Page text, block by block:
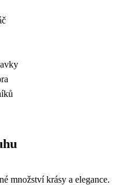
množství krásy a elegance.